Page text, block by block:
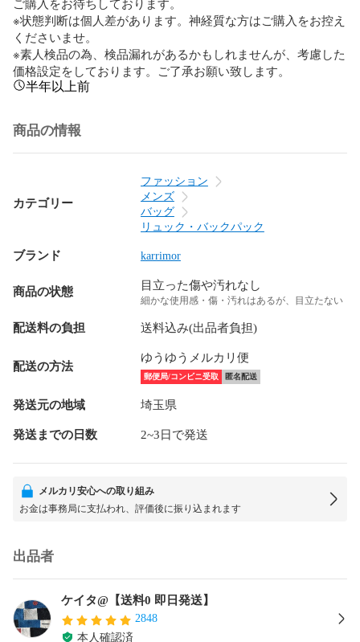
※状態判断は個人差があります。神経質な方はご購入をお控え
くださいませ。
※素人検品の為、検品漏れがあるかもしれませんが、考慮した
価格設定をしております。ご了承お願い致します。
半年以上前
商品の情報
カテゴリー
ファッション
メンズ
バッグ
リュック・バックパック
ブランド karrimor
商品の状態 目立った傷や汚れなし
細かな使用感・傷・汚れはあるが、目立たない
配送料の負担 送料込み(出品者負担)
配送の方法
ゆうゆうメルカリ便
郵便局/コンビニ受取 匿名配送
発送元の地域 埼玉県
発送までの日数 2~3日で発送
メルカリ安心への取り組み
お金は事務局に支払われ、評価後に振り込まれます
出品者
ケイタ@【送料0 即日発送】
2848
本人確認済